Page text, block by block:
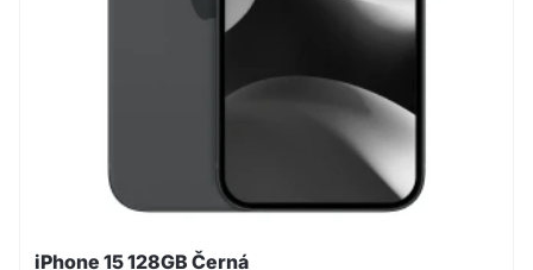
iPhone 15 128GB Černá